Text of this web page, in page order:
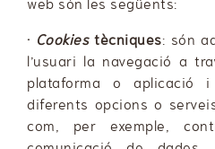
· Cookiestècniques: són
l’usuari la navegació a
plataforma o
diferents opcions o
com, per exemple,